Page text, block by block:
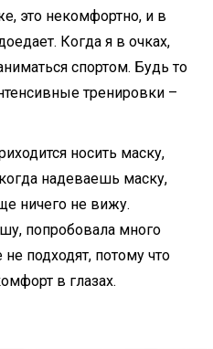
это некомфортно, и в
Когда я в очках,
спортом. Будь то
тренировки –
носить маску,
надеваешь маску,
ничего не вижу.
попробовала много
подходят, потому что
в глазах.